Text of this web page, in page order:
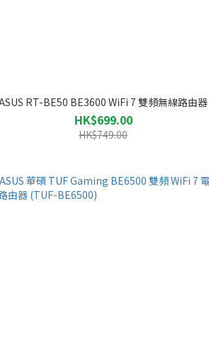
RT-BE50 BE3600 WiFi 7 雙頻無線路由器
HK$699.00
HK$749.00